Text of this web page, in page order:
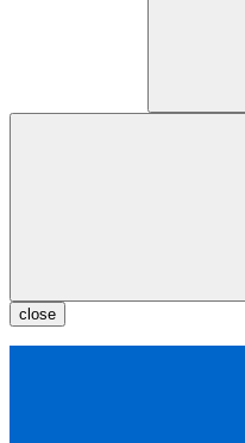
close